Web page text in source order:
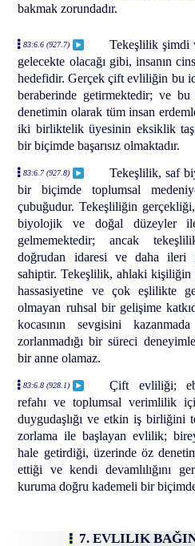
bakmak zorundadır.
83:6.6 (927.7)
Tekeşlilik şimdi
gelecekte olacağı gibi, insanın
hedefidir. Gerçek çift evliliğin bu
beraberinde getirmektedir; ve
denetimin olarak tüm insan
iki birliktelik üyesinin eksiklik
bir biçimde başarısız olmaktadır.
83:6.7 (927.8)
Tekeşlilik, saf
bir biçimde toplumsal
çubuğudur. Tekeşliliğin
biyolojik ve doğal düzeyler
gelmemektedir; ancak
doğrudan idaresi ve daha ileri
sahiptir. Tekeşlilik, ahlaki
hassasiyetine ve çok eşlilikte
olmayan ruhsal bir gelişime
kocasının sevgisini
zorlanmadığı bir süreci
bir anne olamaz.
83:6.8 (928.1)
Çift evliliği;
refahı ve toplumsal verimlilik
duygudaşlığı ve etkin iş birliğini
zorlama ile başlayan evlilik;
hale getirdiği, üzerinde öz
ettiği ve kendi devamlılığını
kuruma doğru kademeli bir
7. EVLILIK